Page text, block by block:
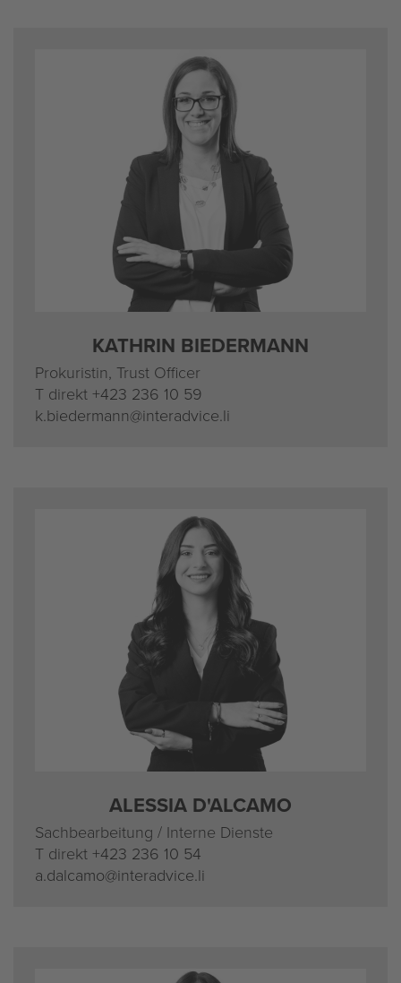
KATH­RIN BIE­DER­MANN
Pro­ku­ris­tin, Trust Of­fi­cer
T di­rekt +423 236 10 59
k.​bieder­mann@​interadvice.​li
ALES­SIA D'AL­CA­MO
Sach­be­ar­bei­tung / In­ter­ne Diens­te
T di­rekt +423 236 10 54
a.​dalcamo@​interadvice.​li